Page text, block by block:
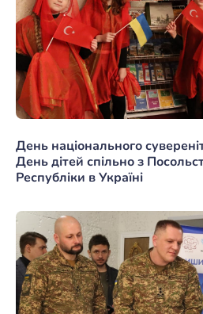
День національного
День дітей спільно з
Республіки в Україні